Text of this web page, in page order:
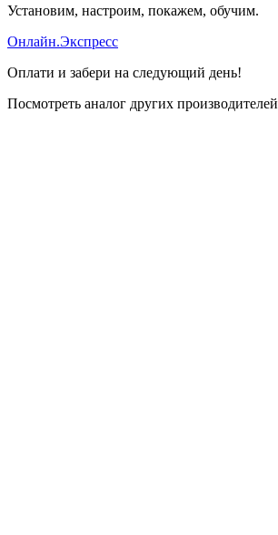
Установим, настроим, покажем, обучим.
Онлайн.Экспресс
Оплати и забери на следующий день!
Посмотреть аналог других производителей